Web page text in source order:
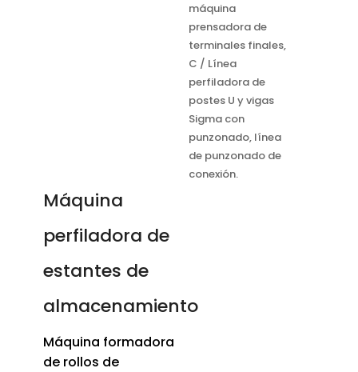
máquina
prensadora de
terminales finales,
C / Línea
perfiladora de
postes U y vigas
Sigma con
punzonado, línea
de punzonado de
conexión.
Máquina
perfiladora de
estantes de
almacenamiento
Máquina formadora
de rollos de